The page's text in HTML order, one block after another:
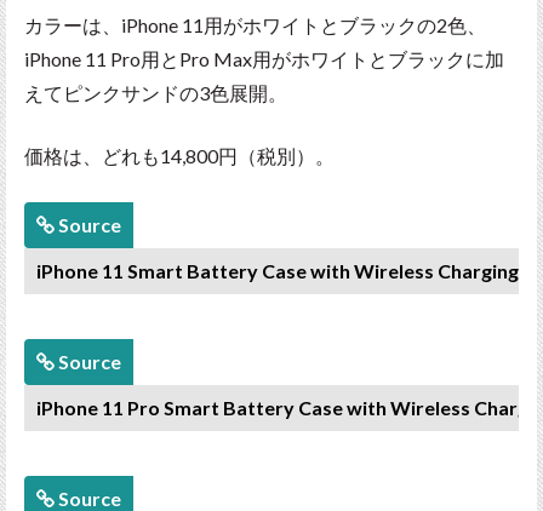
カラーは、iPhone 11用がホワイトとブラックの2色、
iPhone 11 Pro用とPro Max用がホワイトとブラックに加
えてピンクサンドの3色展開。
価格は、どれも14,800円（税別）。
Source
iPhone 11 Smart Battery Case with Wireless Charging
Source
iPhone 11 Pro Smart Battery Case with Wireless
Source